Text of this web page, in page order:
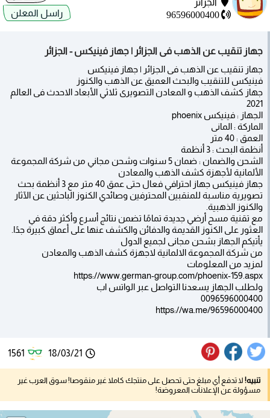
الجزائر
96596000400
راسل المعلن
جهاز تنقيب عن الذهب فى الجزائر | جهاز فينيكس - الجزائر
جهاز تنقيب عن الذهب فى الجزائر | جهاز فينيكس
فينيكس للتنقيب والبحث العميق عن الذهب والكنوز
جهاز كشف الذهب و المعادن التصويرى ثلاثي الأبعاد الاحدث فى العالم
2021
الجهاز : فينيكس phoenix
الماركة : المانى
العمق : 40 متر
أنظمة البحث : 3 أنظمة
الشحن والضمان : ضمان 5 سنوات وشحن مجاني من شركة المجموعة
الألمانية لأجهزة كشف الذهب والمعادن
جهاز فينيكس جهاز احترافي فعال حتى عمق 40 متر مع 3 أنظمة بحث
تصويرية مناسبة للمنقبين المحترفين وصائدي الكنوز الباحثين عن الآثار
والكنوز الذهبية.
مع تقنية مسح أرضي جديدة تمامًا تضمن نتائج أسرع وأكثر دقة في
العثور على الكنوز القديمة والدفائن والكشف عنها على أعماق كبيرة جدًا.
يأتيكم الجهاز بشحن مجانى لجميع الدول
من شركة المجموعة الالمانية لاجهزة كشف الذهب والمعادن
لمزيد من المعلومات
https://www.german-group.com/phoenix-159.aspx
ولطلب الجهاز يسعدنا التواصل عبر الواتس اب
0096596000400
https://wa.me/96596000400
18/03/21
1561
تنبيه! لا تدفع أي مبلغ حتى تحصل على منتجك كاملا غير منقوصا! سوق العرب غير
مسؤولة عن الإعلانات المعروضة!